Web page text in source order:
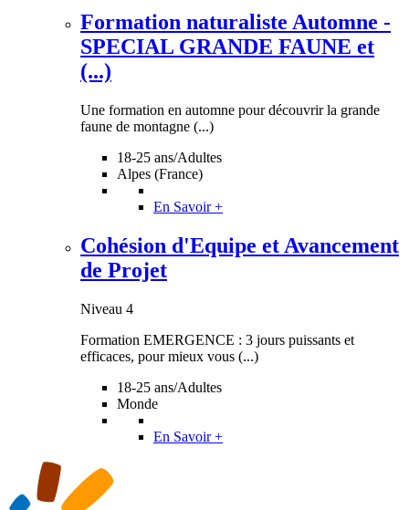
Formation naturaliste Automne -
SPECIAL GRANDE FAUNE et
(...)
Une formation en automne pour découvrir la grande
faune de montagne (...)
18-25 ans/Adultes
Alpes (France)
En Savoir +
Cohésion d'Equipe et Avancement
de Projet
Niveau 4
Formation EMERGENCE : 3 jours puissants et
efficaces, pour mieux vous (...)
18-25 ans/Adultes
Monde
En Savoir +